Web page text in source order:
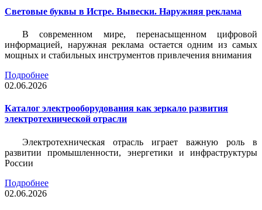
Световые буквы в Истре. Вывески. Наружняя реклама
В современном мире, перенасыщенном цифровой
информацией, наружная реклама остается одним из самых
мощных и стабильных инструментов привлечения внимания
Подробнее
02.06.2026
Каталог электрооборудования как зеркало развития
электротехнической отрасли
Электротехническая отрасль играет важную роль в
развитии промышленности, энергетики и инфраструктуры
России
Подробнее
02.06.2026